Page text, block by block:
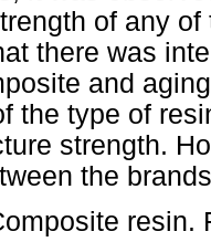
of any
there was
and
the type of
strength.
the
resin.